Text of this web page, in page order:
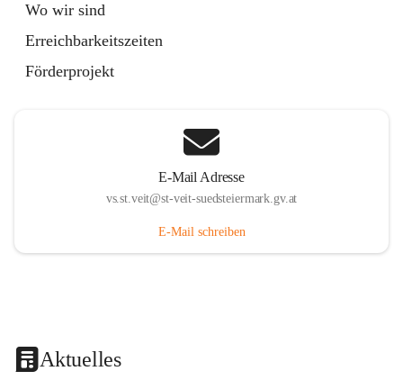
Wo wir sind
Erreichbarkeitszeiten
Förderprojekt
E-Mail Adresse
vs.st.veit@st-veit-suedsteiermark.gv.at
E-Mail schreiben
Aktuelles